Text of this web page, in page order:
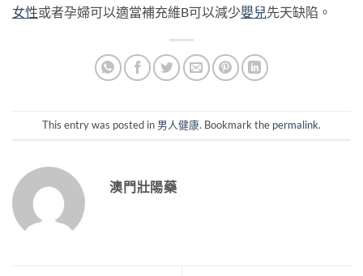
女性或者孕婦可以適當補充維B可以減少嬰兒先天缺陷。
This entry was posted in 男人健康. Bookmark the permalink.
澳門壯陽藥